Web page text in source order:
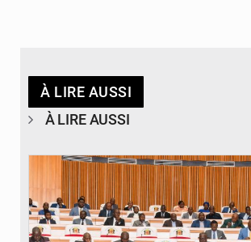
À LIRE AUSSI
À LIRE AUSSI